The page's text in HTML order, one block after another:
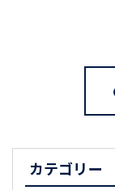
カテゴリー